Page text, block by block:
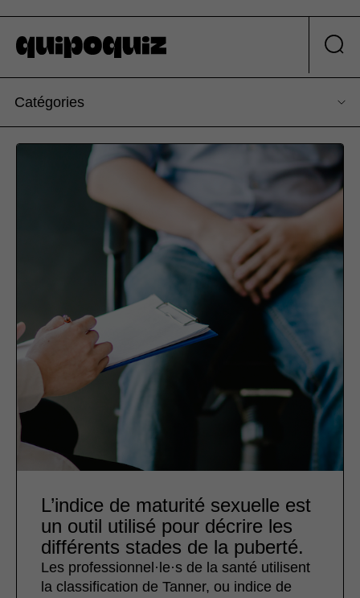
Catégories
L’indice de maturité sexuelle est
un outil utilisé pour décrire les
différents stades de la puberté.
Les professionnel·le·s de la santé utilisent
la classification de Tanner, ou indice de